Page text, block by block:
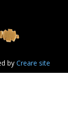
by Creare site